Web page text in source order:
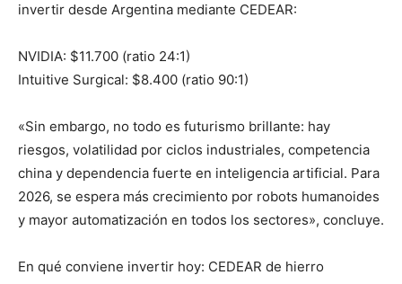
invertir desde Argentina mediante CEDEAR:
NVIDIA: $11.700 (ratio 24:1)
Intuitive Surgical: $8.400 (ratio 90:1)
«Sin embargo, no todo es futurismo brillante: hay
riesgos, volatilidad por ciclos industriales, competencia
china y dependencia fuerte en inteligencia artificial. Para
2026, se espera más crecimiento por robots humanoides
y mayor automatización en todos los sectores», concluye.
En qué conviene invertir hoy: CEDEAR de hierro